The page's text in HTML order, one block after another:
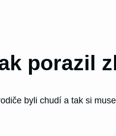
porazil
byli chudí a tak si